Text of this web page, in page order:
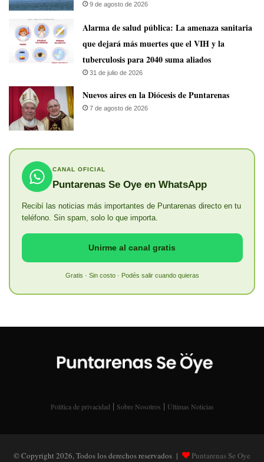
9 de agosto de 2026
​Alarma de salud pública: La amenaza sanitaria
que dejará más muertes que el VIH y la
tuberculosis para 2040 suma aliados
31 de julio de 2026
​Nuevos aires en la Diócesis de Puntarenas
7 de agosto de 2026
CANAL OFICIAL
Puntarenas Se Oye en WhatsApp
Recibí las noticias más importantes de Puntarenas directo en tu
teléfono. Sin spam, solo lo que importa.
Unirme al canal gratis
Gratis · Sin costo · Podés salir cuando quieras
Política de privacidad | Sobre Nosotros | Últimas Noticias
© Copyright 2026, Todos los derechos reservados | Puntarenas Se Oye